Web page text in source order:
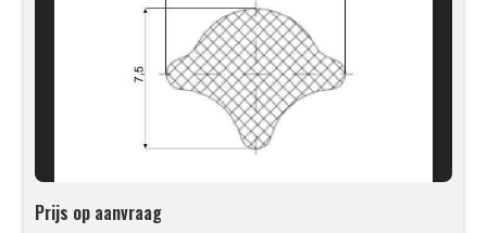
Prijs op aanvraag